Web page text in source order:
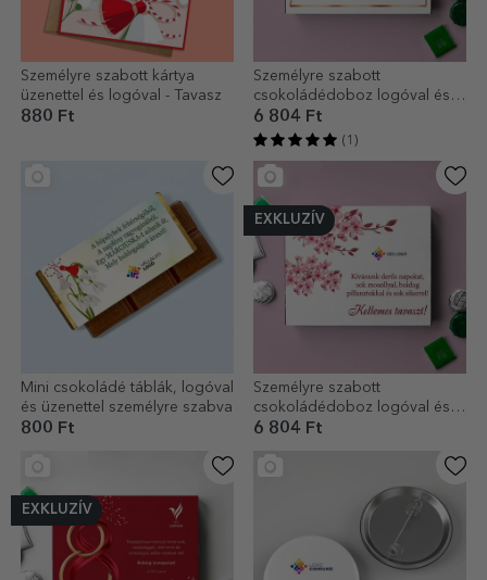
Személyre szabott kártya
üzenettel és logóval - Tavasz
880 Ft
Személyre szabott
csokoládédoboz logóval és
üzenettel - Virágos
6 804 Ft
(1)
Mini csokoládé táblák, logóval
és üzenettel személyre szabva
800 Ft
EXKLUZÍV
Személyre szabott
csokoládédoboz logóval és
szöveggel - Tavasz
6 804 Ft
EXKLUZÍV